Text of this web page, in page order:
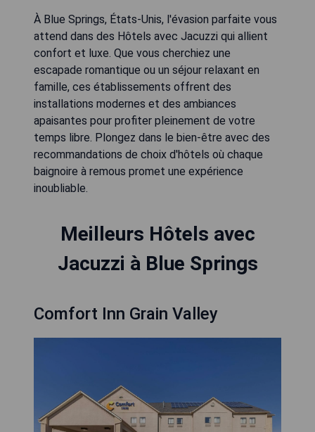
À Blue Springs, États-Unis, l'évasion parfaite vous
attend dans des Hôtels avec Jacuzzi qui allient
confort et luxe. Que vous cherchiez une
escapade romantique ou un séjour relaxant en
famille, ces établissements offrent des
installations modernes et des ambiances
apaisantes pour profiter pleinement de votre
temps libre. Plongez dans le bien-être avec des
recommandations de choix d'hôtels où chaque
baignoire à remous promet une expérience
inoubliable.
Meilleurs Hôtels avec
Jacuzzi à Blue Springs
Comfort Inn Grain Valley